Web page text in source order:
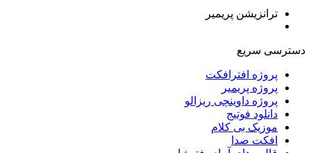
ترانزیشن پریمیر
دسترسی سریع
پروژه افترافکت
پروژه پریمیر
پروژه داوینچی ریزالو
دانلود فوتیج
موزیک بی کلام
افکت صدا